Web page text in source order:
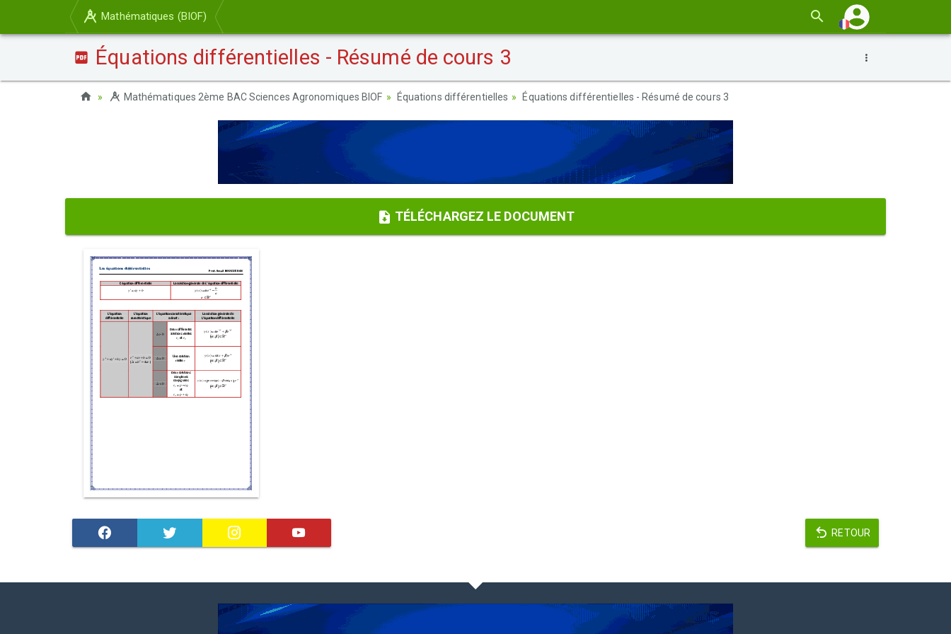
Mathématiques (BIOF)
Équations différentielles - Résumé de cours 3
Mathématiques 2ème BAC Sciences Agronomiques BIOF Équations différentielles Équations différentielles - Résumé de cours 3
TÉLÉCHARGEZ LE DOCUMENT
RETOUR